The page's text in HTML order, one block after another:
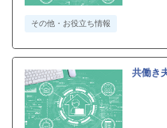
その他・お役立ち情報
共働き